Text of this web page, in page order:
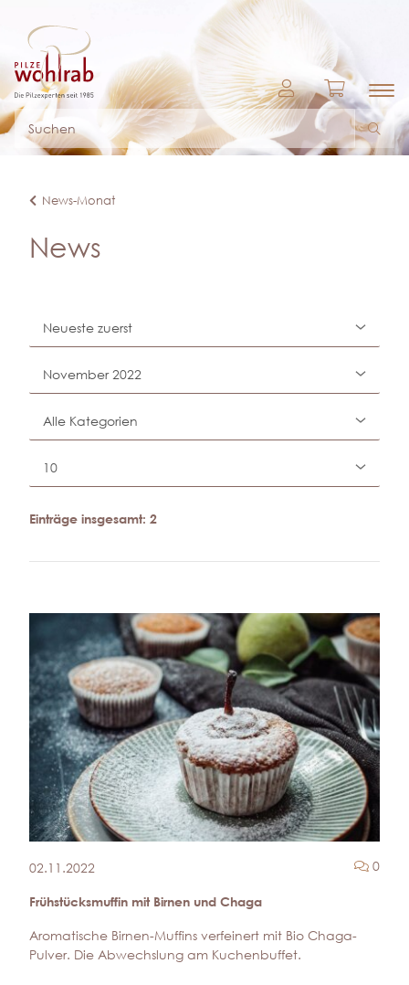
News-Monat
News
Einträge insgesamt: 2
02.11.2022 0
Frühstücksmuffin mit Birnen und Chaga
Aromatische Birnen-Muffins verfeinert mit Bio Chaga-
Pulver. Die Abwechslung am Kuchenbuffet.